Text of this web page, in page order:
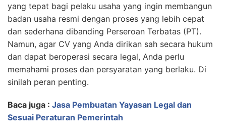
yang tepat bagi pelaku usaha yang ingin membangun
badan usaha resmi dengan proses yang lebih cepat
dan sederhana dibanding Perseroan Terbatas (PT).
Namun, agar CV yang Anda dirikan sah secara hukum
dan dapat beroperasi secara legal, Anda perlu
memahami proses dan persyaratan yang berlaku. Di
sinilah peran penting.
Baca juga : Jasa Pembuatan Yayasan Legal dan
Sesuai Peraturan Pemerintah